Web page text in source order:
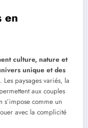
en
culture, nature et
unique et des
. Les paysages variés, la
aux couples
comme un
avec la complicité